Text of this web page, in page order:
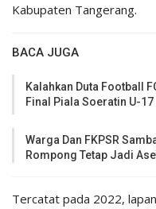
Kabupaten Tangerang.
BACA JUGA
Kalahkan Duta Football
Final Piala Soeratin U-
Warga Dan FKPSR
Rompong Tetap Jadi
Tercatat pada 2022,